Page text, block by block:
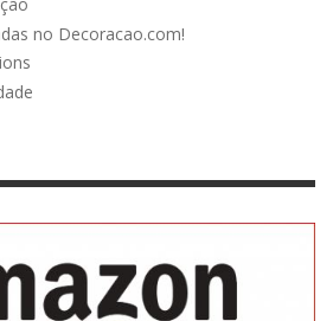
no Decoracao.com!